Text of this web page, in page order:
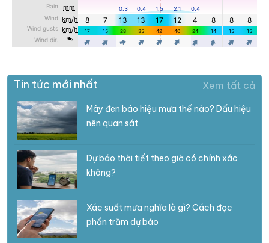
Tin tức mới nhất Xem tất cả
Mây đen báo hiệu mưa thế nào? Dấu hiệu
nên quan sát
Dự báo thời tiết theo giờ có chính xác
không?
Xác suất mưa nghĩa là gì? Cách đọc
phần trăm dự báo